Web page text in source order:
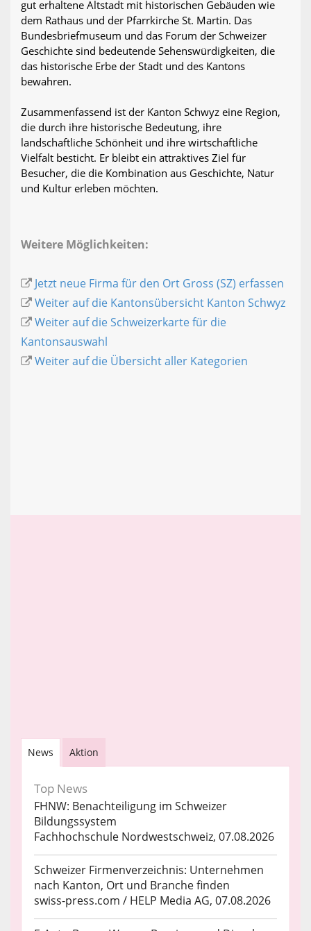
gut erhaltene Altstadt mit historischen Gebäuden wie
dem Rathaus und der Pfarrkirche St. Martin. Das
Bundesbriefmuseum und das Forum der Schweizer
Geschichte sind bedeutende Sehenswürdigkeiten, die
das historische Erbe der Stadt und des Kantons
bewahren.
Zusammenfassend ist der Kanton Schwyz eine Region,
die durch ihre historische Bedeutung, ihre
landschaftliche Schönheit und ihre wirtschaftliche
Vielfalt besticht. Er bleibt ein attraktives Ziel für
Besucher, die die Kombination aus Geschichte, Natur
und Kultur erleben möchten.
Weitere Möglichkeiten:
Jetzt neue Firma für den Ort Gross (SZ) erfassen
Weiter auf die Kantonsübersicht Kanton Schwyz
Weiter auf die Schweizerkarte für die
Kantonsauswahl
Weiter auf die Übersicht aller Kategorien
News Aktion
Top News
FHNW: Benachteiligung im Schweizer
Bildungssystem
Fachhochschule Nordwestschweiz, 07.08.2026
Schweizer Firmenverzeichnis: Unternehmen
nach Kanton, Ort und Branche finden
swiss-press.com / HELP Media AG, 07.08.2026